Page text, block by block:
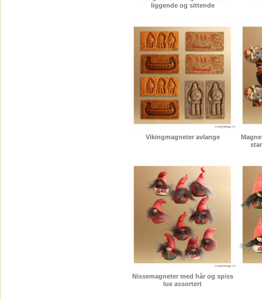
liggende og sittende
Vikingmagneter avlange
Nissemagneter med hår og spiss
lue assortert